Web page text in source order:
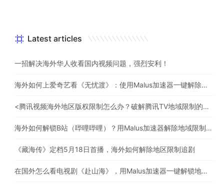
Latest articles
一招解决海外华人收看国内视频问题，强烈安利！
海外如何上爱奇艺看《无忧渡》：使用Malus加速器一键解除地域限制
<腾讯视频海外地区版权限制怎么办？破解腾讯TV地域限制的办法>
海外如何解锁B站（哔哩哔哩）？用Malus加速器解除地域限制，一键流畅追番
《藏海传》定档5月18日首播，海外如何解除地区限制追剧
在国外怎么看电视剧《赴山海》，用Malus加速器一键解锁地区限制